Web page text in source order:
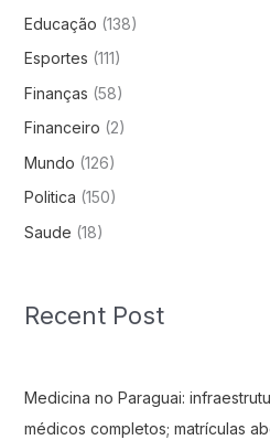
Educação (138)
Esportes (111)
Finanças (58)
Financeiro (2)
Mundo (126)
Politica (150)
Saude (18)
Recent Post
Medicina no Paraguai:
médicos completos; matrículas